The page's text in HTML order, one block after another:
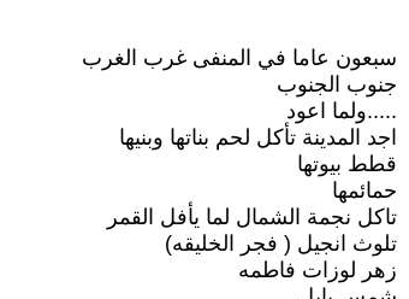
سبعون عاما في المنفى غرب الغرب
جنوب الجنوب
.....ولما اعود
اجد المدينة تأكل لحم بناتها وبنيها
قطط بيوتها
حمائمها
تاكل نجمة الشمال لما يأفل القمر
تلوث انجيل ( فجر الخليقه)
زهر لوزات فاطمه